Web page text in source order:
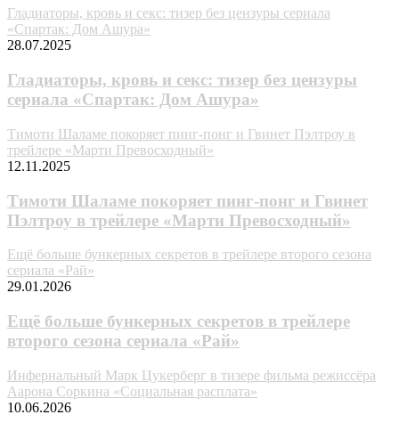
Гладиаторы, кровь и секс: тизер без цензуры сериала
«Спартак: Дом Ашура»
28.07.2025
Гладиаторы, кровь и секс: тизер без цензуры
сериала «Спартак: Дом Ашура»
Тимоти Шаламе покоряет пинг-понг и Гвинет Пэлтроу в
трейлере «Марти Превосходный»
12.11.2025
Тимоти Шаламе покоряет пинг-понг и Гвинет
Пэлтроу в трейлере «Марти Превосходный»
Ещё больше бункерных секретов в трейлере второго сезона
сериала «Рай»
29.01.2026
Ещё больше бункерных секретов в трейлере
второго сезона сериала «Рай»
Инфернальный Марк Цукерберг в тизере фильма режиссёра
Аарона Соркина «Социальная расплата»
10.06.2026